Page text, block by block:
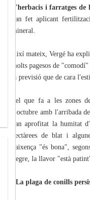
d'herbacis i farratges
han fet aplicant
mineral.
Així mateix, Vergé ha
molts pagesos de
la previsió que de cara
Pel que fa a les zones
d'octubre amb l'arribada
han aprofitat la humitat
hectàrees de blat i
naixença "és bona",
Segre, la llavor "està
"La plaga de conills